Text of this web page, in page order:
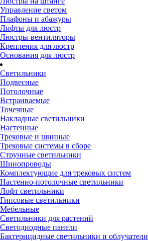
Управление светом
Плафоны и абажуры
Лифты для люстр
Люстры-вентиляторы
Крепления для люстр
Основания для люстр
Светильники
Подвесные
Потолочные
Встраиваемые
Точечные
Накладные светильники
Настенные
Трековые и шинные
Трековые системы в сборе
Струнные светильники
Шинопроводы
Комплектующие для трековых систем
Настенно-потолочные светильники
Лофт светильники
Гипсовые светильники
Мебельные
Светильники для растений
Светодиодные панели
Бактерицидные светильники и облучатели